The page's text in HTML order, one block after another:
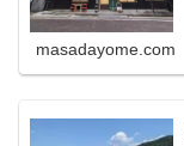
masadayome.com